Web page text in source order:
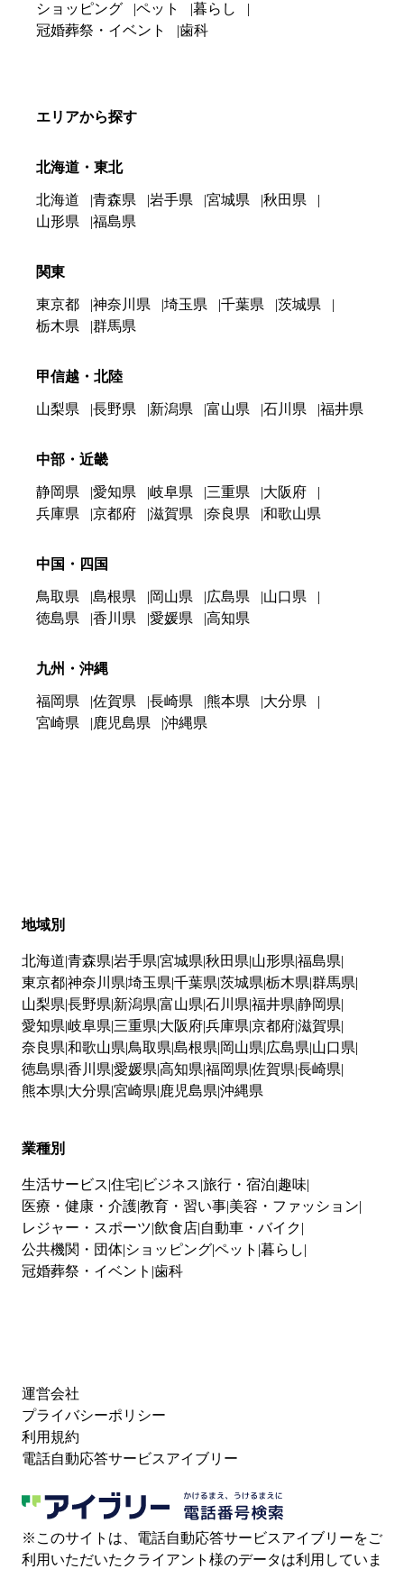
ショッピング
ペット
暮らし
冠婚葬祭・イベント
歯科
エリアから探す
北海道・東北
北海道 青森県 岩手県 宮城県
秋田県
山形県
福島県
関東
東京都 神奈川県 埼玉県 千葉県
茨城県
栃木県
群馬県
甲信越・北陸
山梨県 長野県 新潟県 富山県 石川県 福井県
中部・近畿
静岡県 愛知県 岐阜県 三重県
大阪府
兵庫県
京都府 滋賀県 奈良県 和歌山県
中国・四国
鳥取県 島根県 岡山県 広島県
山口県
徳島県
香川県 愛媛県 高知県
九州・沖縄
福岡県 佐賀県 長崎県 熊本県
大分県
宮崎県
鹿児島県 沖縄県
地域別
北海道 青森県 岩手県 宮城県 秋田県 山形県 福島県
東京都神奈川県 埼玉県 千葉県 茨城県 栃木県 群馬県
山梨県 長野県 新潟県 富山県 石川県 福井県 静岡県
愛知県 岐阜県 三重県 大阪府兵庫県 京都府滋賀県
奈良県 和歌山県 鳥取県 島根県 岡山県 広島県 山口県
徳島県 香川県 愛媛県 高知県 福岡県 佐賀県 長崎県
熊本県 大分県 宮崎県 鹿児島県 沖縄県
業種別
生活サービス 住宅 ビジネス 旅行・宿泊 趣味
医療・健康・介護教育・習い事 美容・ファッション
レジャー・スポーツ 飲食店 自動車・バイク
公共機関・団体 ショッピングペット 暮らし
冠婚葬祭・イベント 歯科
運営会社
プライバシーポリシー
利用規約
電話自動応答サービスアイブリー
※このサイトは、電話自動応答サービスアイブリーをご
利用いただいたクライアント様のデータは利用していま